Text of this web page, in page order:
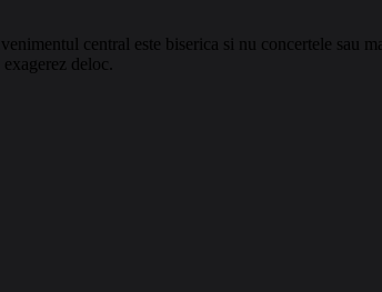
central este biserica si nu concertele sau
deloc.